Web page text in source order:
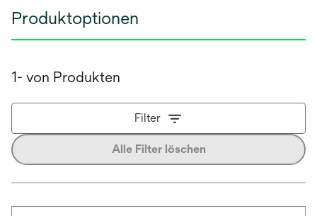
Produktoptionen
1- von Produkten
Filter
Alle Filter löschen